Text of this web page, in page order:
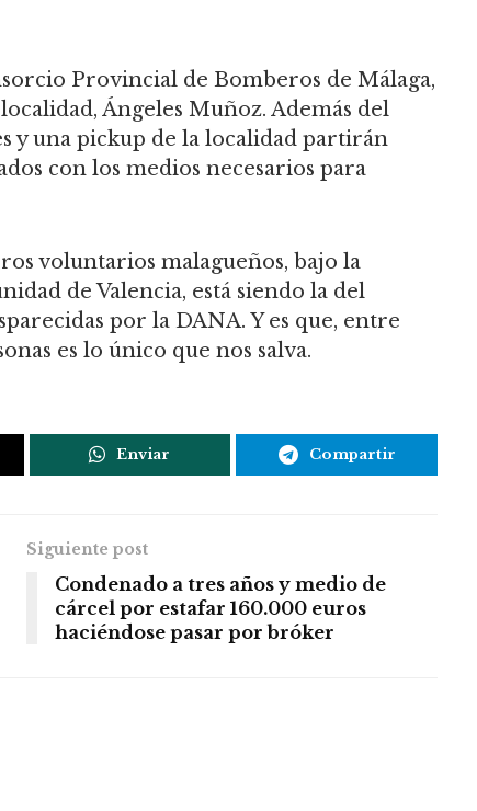
Provincial de Bomberos de Málaga,
Ángeles Muñoz. Además del
y una pickup de la localidad partirán
con los medios necesarios para
voluntarios malagueños, bajo la
de Valencia, está siendo la del
por la DANA. Y es que, entre
es lo único que nos salva.
Enviar Compartir
Siguiente post
Condenado a tres años y medio de
cárcel por estafar 160.000 euros
haciéndose pasar por bróker